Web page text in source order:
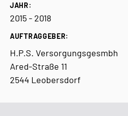
JAHR:
2015 - 2018
AUFTRAGGEBER:
H.P.S. Versorgungsgesmbh
Ared-Straße 11
2544 Leobersdorf